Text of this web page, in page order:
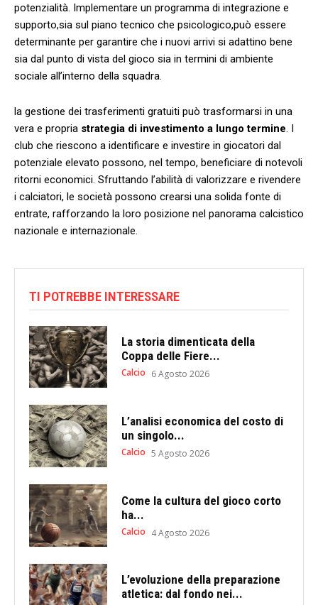
potenzialità. Implementare un programma di ​integrazione e
supporto,sia sul piano‍ tecnico che psicologico,può essere
determinante per garantire che i nuovi arrivi si adattino bene
sia dal punto di vista del gioco sia in termini di ambiente
sociale all’interno della‌ squadra.
la gestione dei trasferimenti gratuiti‍ può trasformarsi in una
vera e‍ propria strategia di ⁣investimento a lungo‍ termine . I
club ​che riescono a identificare e investire in ‍giocatori dal
potenziale elevato possono, nel tempo, beneficiare di notevoli
ritorni economici. ⁢Sfruttando l’abilità di valorizzare ⁤e rivendere
i calciatori, le società possono ​crearsi una solida fonte di
entrate, rafforzando la loro posizione nel panorama calcistico
⁢nazionale e internazionale.
TI POTREBBE INTERESSARE
La storia dimenticata della
Coppa delle Fiere...
Calcio 6 Agosto 2026
L’analisi economica del costo di
un singolo...
Calcio 5 Agosto 2026
Come la cultura del gioco corto
ha...
Calcio 4 Agosto 2026
L’evoluzione della preparazione
atletica: dal fondo nei...